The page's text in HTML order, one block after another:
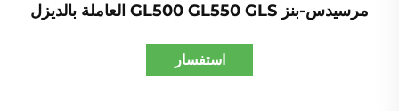
مرسيدس-بنز GL500 GL550 GLS العاملة بالديزل
استفسار